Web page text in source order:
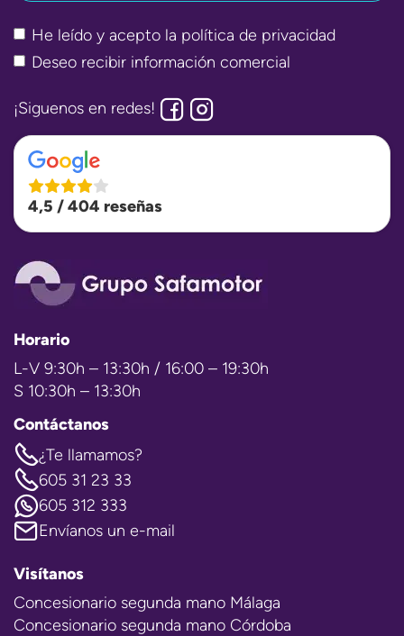
He leído y acepto la política de privacidad
Deseo recibir información comercial
¡Siguenos en redes!
4,5 / 404 reseñas
Horario
L-V 9:30h – 13:30h / 16:00 – 19:30h
S 10:30h – 13:30h
Contáctanos
¿Te llamamos?
605 31 23 33
605 312 333
Envíanos un e-mail
Visítanos
Concesionario segunda mano Málaga
Concesionario segunda mano Córdoba